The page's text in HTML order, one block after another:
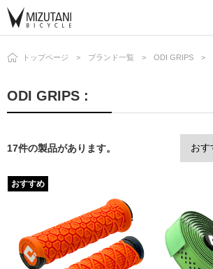
トップページ ブランド一覧 ODI GRIPS
ODI GRIPS :
17件の製品があります。
おすすめ